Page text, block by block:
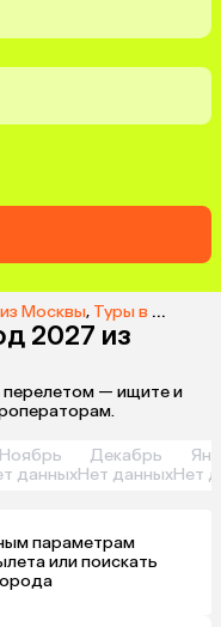
Москвы, Туры в Табу из Москвы
2027 из
перелетом — ищите и
Ноябрь
данных
Декабрь
Нет данныхНет
параметрам